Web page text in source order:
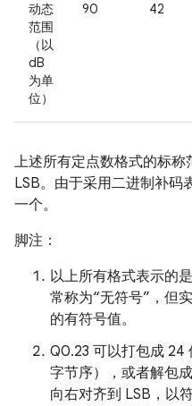
动态
范围
（以
dB
为单
位）
90 42
上述所有定点数格式的标称
LSB。由于采用二进制补码
一个。
脚注：
以上所有格式表示的
常称为“无符号”，但
的有符号值。
Q0.23 可以打包成 24
字节序），或者解包
向右对齐到 LSB，以